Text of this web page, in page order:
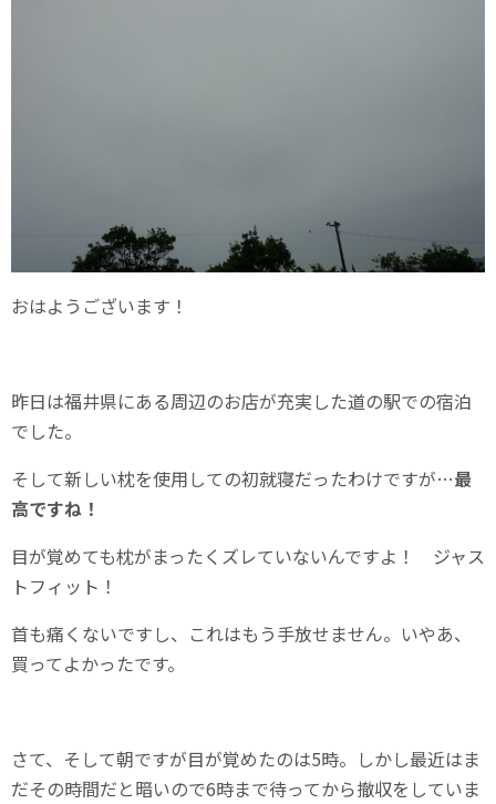
おはようございます！
昨日は福井県にある周辺のお店が充実した道の駅での宿泊
でした。
そして新しい枕を使用しての初就寝だったわけですが…最
高ですね！
目が覚めても枕がまったくズレていないんですよ！ ジャス
トフィット！
首も痛くないですし、これはもう手放せません。いやあ、
買ってよかったです。
さて、そして朝ですが目が覚めたのは5時。しかし最近はま
だその時間だと暗いので6時まで待ってから撤収をしていま